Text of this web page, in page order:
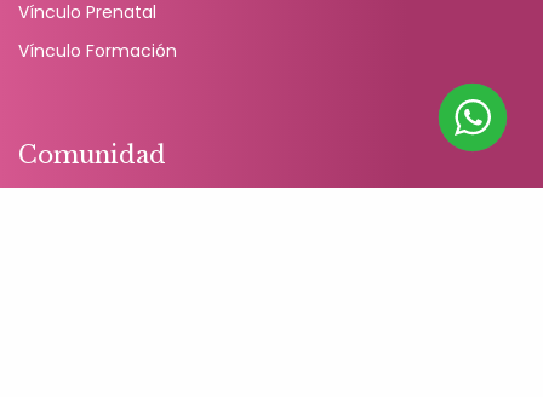
Vínculo Prenatal
Vínculo Formación
Comunidad